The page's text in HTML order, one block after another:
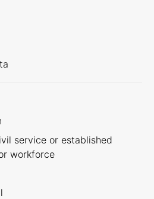
service or established
workforce